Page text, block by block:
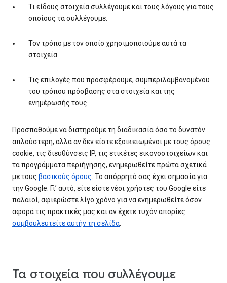
Τι είδους στοιχεία συλλέγουμε και τους λόγους για τους
οποίους τα συλλέγουμε.
Τον τρόπο με τον οποίο χρησιμοποιούμε αυτά τα
στοιχεία.
Τις επιλογές που προσφέρουμε, συμπεριλαμβανομένου
του τρόπου πρόσβασης στα στοιχεία και της
ενημέρωσής τους.
Προσπαθούμε να διατηρούμε τη διαδικασία όσο το δυνατόν
απλούστερη, αλλά αν δεν είστε εξοικειωμένοι με τους όρους
cookie, τις διευθύνσεις IP, τις ετικέτες εικονοστοιχείων και
τα προγράμματα περιήγησης, ενημερωθείτε πρώτα σχετικά
με τους βασικούς όρους. Το απόρρητό σας έχει σημασία για
την Google. Γι’ αυτό, είτε είστε νέοι χρήστες του Google είτε
παλαιοί, αφιερώστε λίγο χρόνο για να ενημερωθείτε όσον
αφορά τις πρακτικές μας και αν έχετε τυχόν απορίες
συμβουλευτείτε αυτήν τη σελίδα.
Τα στοιχεία που συλλέγουμε